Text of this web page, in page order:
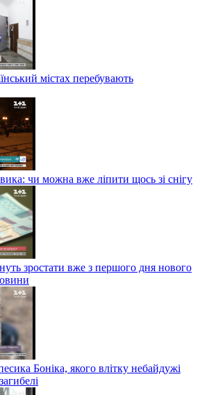
містах перебувають
чи можна вже ліпити щось зі снігу
зростати вже з першого дня нового
Боніка, якого влітку небайдужі